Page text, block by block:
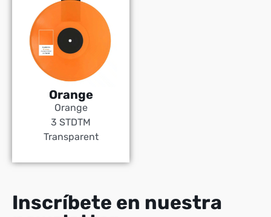
Orange
Orange
3 STDTM
Transparent
Inscríbete en nuestra